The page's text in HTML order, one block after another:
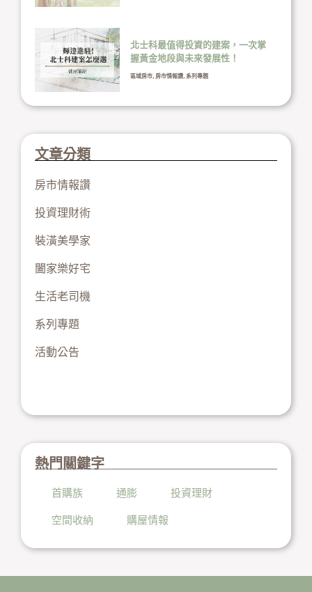
北士科最值得投資的建案，一次掌
握黃金地段與未來發展性！
區域房市, 房市情報讚, 系列專題
文章分類
房市情報讚
投資理財術
裝潢美學家
闔家樂好宅
生活老司機
系列專題
活動公告
熱門關鍵字
首購族 通膨 投資理財
空間收納 購屋情報